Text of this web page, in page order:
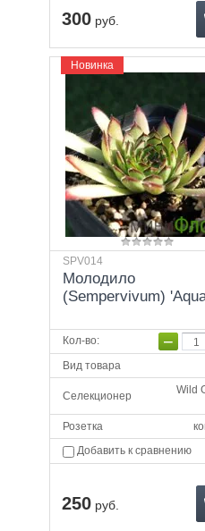
300 руб.
Новинка
SPV014
Молодило
(Sempervivum)
Кол-во: −
Вид товара
Селекционер Wild
Розетка
Добавить к сравнению
250 руб.